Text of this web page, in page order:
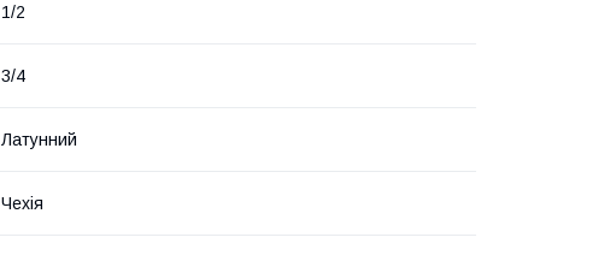
1/2
3/4
Латунний
Чехія